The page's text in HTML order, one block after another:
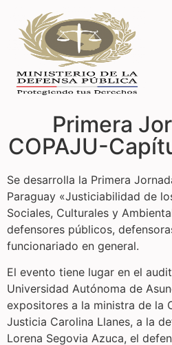
Primera
COPAJU-
Se desarrolla la Primera
Paraguay «Justiciabilidad de
Sociales, Culturales y
defensores públicos,
funcionariado en general.
El evento tiene lugar en el
Universidad Autónoma de
expositores a la ministra de la
Justicia Carolina Llanes, a la
Lorena Segovia Azuca, el